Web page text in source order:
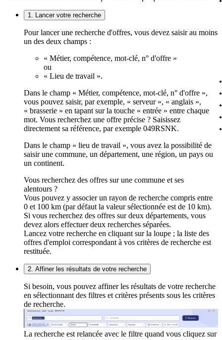
1. Lancer votre recherche
Pour lancer une recherche d'offres, vous devez saisir au moins
un des deux champs :
« Métier, compétence, mot-clé, n° d'offre »
ou
« Lieu de travail ».
Dans le champ « Métier, compétence, mot-clé, n° d'offre »,
vous pouvez saisir, par exemple, « serveur », « anglais »,
« brasserie » en tapant sur la touche « entrée » entre chaque
mot. Vous recherchez une offre précise ? Saisissez
directement sa référence, par exemple 049RSNK.
Dans le champ « lieu de travail », vous avez la possibilité de
saisir une commune, un département, une région, un pays ou
un continent.
Vous recherchez des offres sur une commune et ses
alentours ?
Vous pouvez y associer un rayon de recherche compris entre
0 et 100 km (par défaut la valeur sélectionnée est de 10 km).
Si vous recherchez des offres sur deux départements, vous
devez alors effectuer deux recherches séparées.
Lancez votre recherche en cliquant sur la loupe ; la liste des
offres d'emploi correspondant à vos critères de recherche est
restituée.
2. Affiner les résultats de votre recherche
Si besoin, vous pouvez affiner les résultats de votre recherche
en sélectionnant des filtres et critères présents sous les critères
de recherche.
La recherche est relancée avec le filtre quand vous cliquez sur